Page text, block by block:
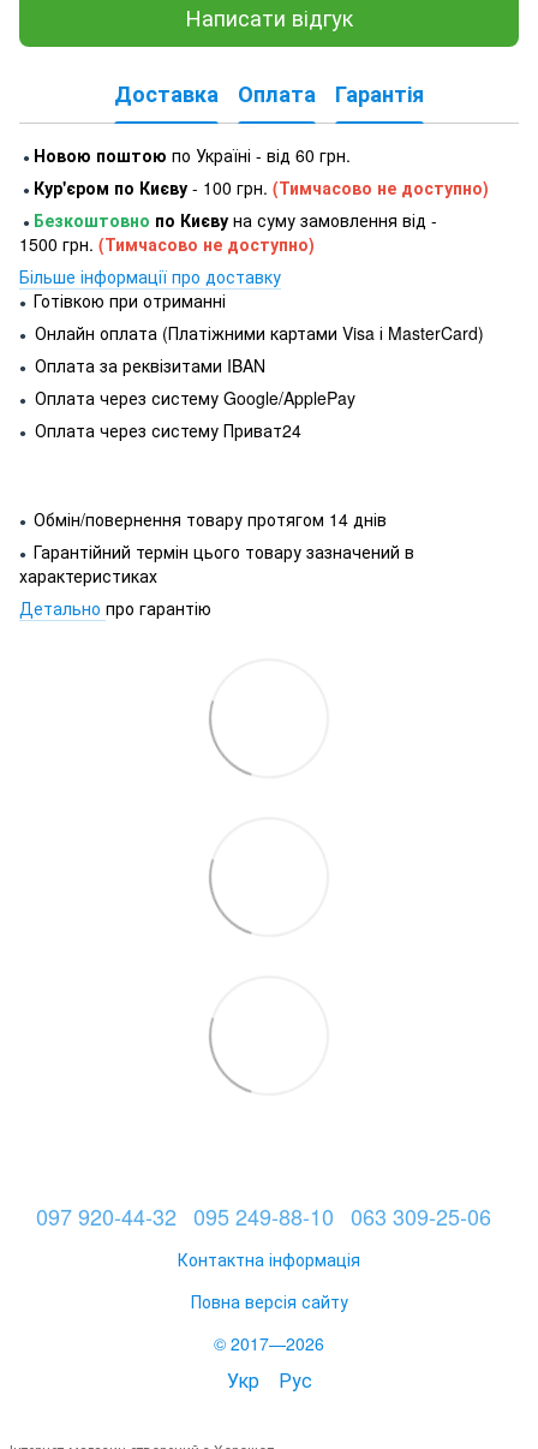
Написати відгук
Доставка Оплата Гарантія
● Новою поштою по Україні - від 60 грн.
● Кур'єром по Києву - 100 грн. (Тимчасово не доступно)
● Безкоштовно по Києву на суму замовлення від -
1500 грн. (Тимчасово не доступно)
Більше інформації про доставку
● Готівкою при отриманні
● Онлайн оплата (Платіжними картами Visa і MasterCard)
● Оплата за реквізитами IBAN
● Оплата через систему Google/ApplePay
● Оплата через систему Приват24
● Обмін/повернення товару протягом 14 днів
● Гарантійний термін цього товару зазначений в
характеристиках
Детально про гарантію
097 920-44-32 095 249-88-10 063 309-25-06
Контактна інформація
Повна версія сайту
© 2017—2026
Укр Рус